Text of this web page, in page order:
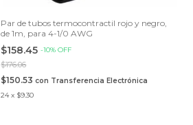
Par de tubos termocontractil rojo y negro,
de 1m, para 4-1/0 AWG
$158.45-10%OFF
$176.06
$150.53con Transferencia Electrónica
24 x $9.30